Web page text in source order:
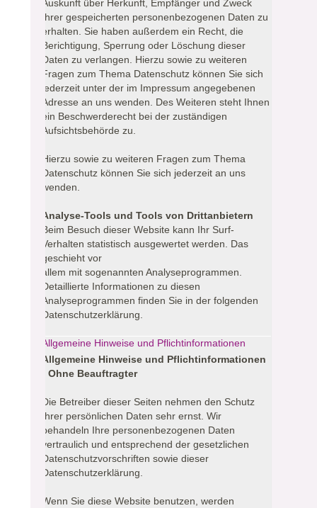
Auskunft über Herkunft, Empfänger und Zweck
Ihrer gespeicherten personenbezogenen Daten zu
erhalten. Sie haben außerdem ein Recht, die
Berichtigung, Sperrung oder Löschung dieser
Daten zu verlangen. Hierzu sowie zu weiteren
Fragen zum Thema Datenschutz können Sie sich
jederzeit unter der im Impressum angegebenen
Adresse an uns wenden. Des Weiteren steht Ihnen
ein Beschwerderecht bei der zuständigen
Aufsichtsbehörde zu.
Hierzu sowie zu weiteren Fragen zum Thema
Datenschutz können Sie sich jederzeit an uns
wenden.
Analyse-Tools und Tools von Drittanbietern
Beim Besuch dieser Website kann Ihr Surf-
Verhalten statistisch ausgewertet werden. Das
geschieht vor
allem mit sogenannten Analyseprogrammen.
Detaillierte Informationen zu diesen
Analyseprogrammen finden Sie in der folgenden
Datenschutzerklärung.
Allgemeine Hinweise und Pflichtinformationen
Allgemeine Hinweise und Pflichtinformationen
- Ohne Beauftragter
Die Betreiber dieser Seiten nehmen den Schutz
Ihrer persönlichen Daten sehr ernst. Wir
behandeln Ihre personenbezogenen Daten
vertraulich und entsprechend der gesetzlichen
Datenschutzvorschriften sowie dieser
Datenschutzerklärung.
Wenn Sie diese Website benutzen, werden